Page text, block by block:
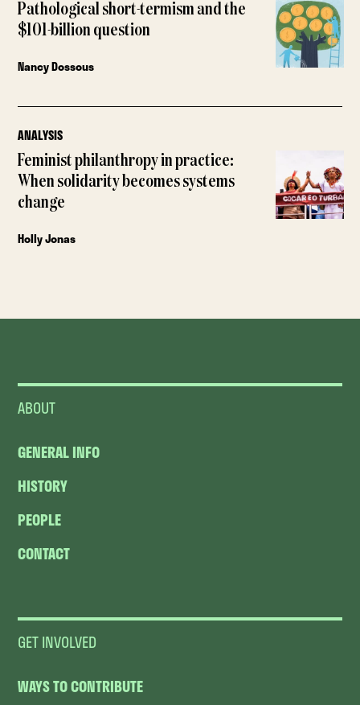
Pathological short-termism and the
$101-billion question
Nancy Dossous
ANALYSIS
Feminist philanthropy in practice:
When solidarity becomes systems
change
Holly Jonas
ABOUT
GENERAL INFO
HISTORY
PEOPLE
CONTACT
GET INVOLVED
WAYS TO CONTRIBUTE